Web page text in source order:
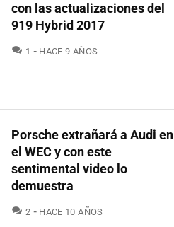
con las actualizaciones del
919 Hybrid 2017
1 COMENTARIOS
HACE 9 AÑOS
Porsche extrañará a Audi en
el WEC y con este
sentimental video lo
demuestra
2 COMENTARIOS
HACE 10 AÑOS